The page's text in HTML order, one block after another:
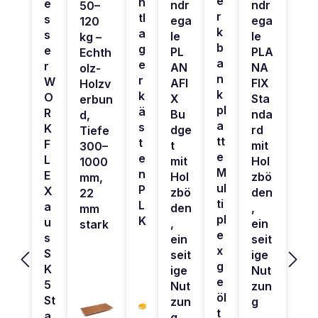
e
s
s
e
r
W
O
R
K
F
L
E
X
a
u
s
S
K
5
St
50–
120
kg –
Echth
olz-
Holzv
erbun
d,
Tiefe
300–
1000
mm,
22
mm
stark
tl
a
g
e
r
k
ä
s
t
e
n
P
L
K
ndr
ega
le
PL
AN
AFI
X
Bu
dge
t
mit
Hol
zbö
den
,
ein
seit
ige
Nut
zun
r
k
b
a
n
k
pl
a
tt
e
M
ul
ti
pl
e
x
g
e
öl
t
ndr
ega
le
PLA
NA
FIX
Sta
nda
rd
mit
Hol
zbö
den
,
ein
seit
ige
Nut
zun
g